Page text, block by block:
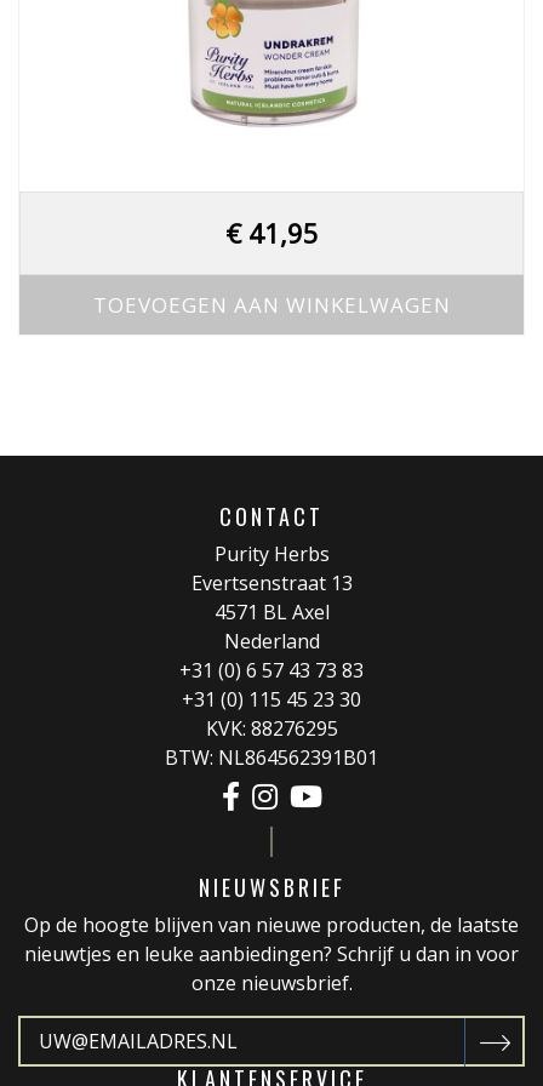
€41,95
TOEVOEGEN AAN WINKELWAGEN
CONTACT
Purity Herbs
Evertsenstraat 13
4571 BL Axel
Nederland
+31 (0) 6 57 43 73 83
+31 (0) 115 45 23 30
KVK: 88276295
BTW: NL864562391B01
NIEUWSBRIEF
Op de hoogte blijven van nieuwe producten, de laatste
nieuwtjes en leuke aanbiedingen? Schrijf u dan in voor
onze nieuwsbrief.
KLANTENSERVICE